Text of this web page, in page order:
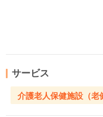
サービス
介護老人保健施設（老